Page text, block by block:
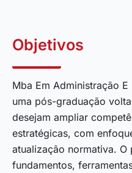
Objetivos
Mba Em Administração
uma pós-graduação
desejam ampliar
estratégicas, com
atualização normativa. O
fundamentos,